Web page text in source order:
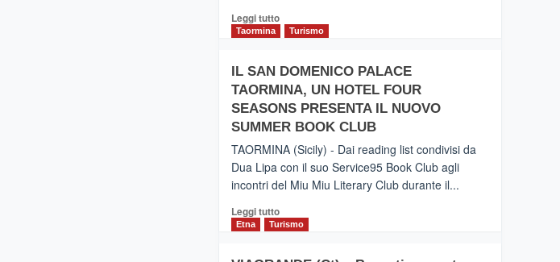
operato
da
Leggi tuttoLeggi
PIEDIMONTE
ETNEO
–
Meta
privilegiata
secondo
i
di
Airbnb.
Taormina Turismo
IL SAN DOMENICO PALACE
TAORMINA, UN HOTEL FOUR
SEASONS PRESENTA IL NUOVO
SUMMER BOOK CLUB
TAORMINA (Sicily) - Dai reading list condivisi da
Dua Lipa con il suo Service95 Book Club agli
incontri del Miu Miu Literary Club durante il...
Leggi tuttoLeggi
di
Etna Turismo